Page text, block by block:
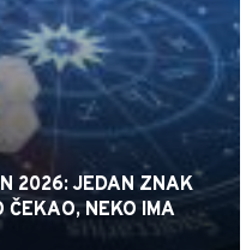
2026: JEDAN ZNAK
ČEKAO, NEKO IMA